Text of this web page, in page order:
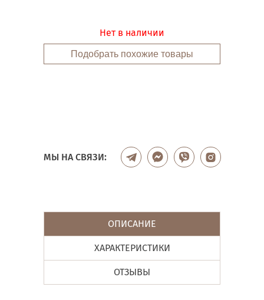
Нет в наличии
Подобрать похожие товары
МЫ НА СВЯЗИ:
ОПИСАНИЕ
ХАРАКТЕРИСТИКИ
ОТЗЫВЫ